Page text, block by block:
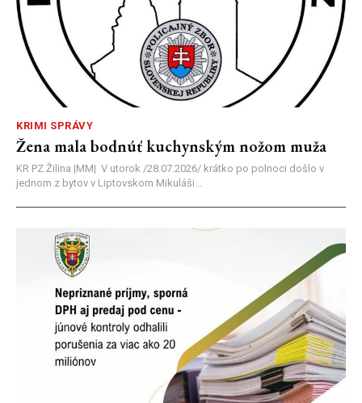
KRIMI SPRÁVY
Žena mala bodnúť kuchynským nožom muža
KR PZ Žilina |MM| V utorok /28.07.2026/ krátko po polnoci došlo v
jednom z bytov v Liptovskom Mikuláši...